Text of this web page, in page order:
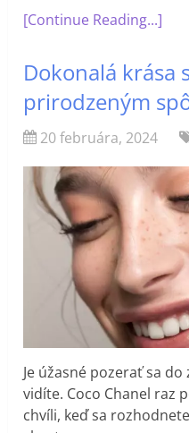
[Continue Reading...]
Dokonalá krása
prirodzeným
20 februára, 2024
Je úžasné pozerať sa
vidíte. Coco Chanel raz
chvíli, keď sa